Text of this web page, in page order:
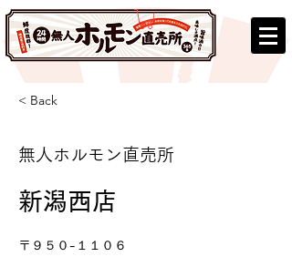
< Back
無人ホルモン直売所
新潟西店
〒９５０-１１０６